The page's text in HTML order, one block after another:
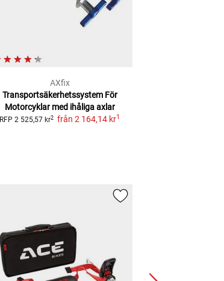
AXfix
Transportsäkerhetssystem För
Motorcyklar med ihåliga axlar
RFP 2 525,57 kr2 från 2 164,14 kr1